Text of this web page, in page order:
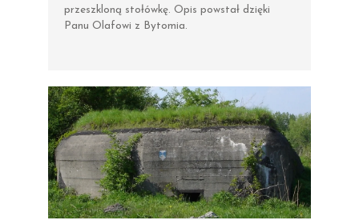
przeszkloną stołówkę. Opis powstał dzięki
Panu Olafowi z Bytomia.